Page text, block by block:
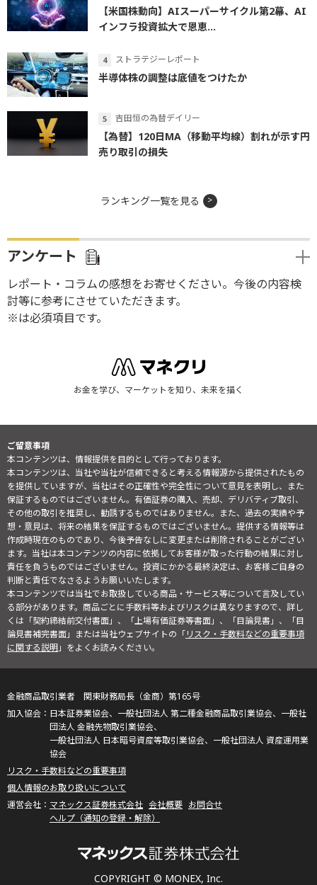
【米国株動向】AIスーパーサイクル第2幕、AI
インフラ投資拡大で恩恵...
ストラテジーレポート
半導体株の調整は底値をつけたか
吉田恒の為替デイリー
【為替】120日MA（移動平均線）割れが示す円
売り取引の損失
ランキング一覧を見る
アンケート
レポート・コラムの感想をお寄せください。今後の内容検
討等に参考にさせていただきます。
※は必須項目です。
お金を学び、マーケットを知り、未来を描く
ご留意事項
本コンテンツは、情報提供を目的として行っております。
本コンテンツは、当社や当社が信頼できると考える情報源から提供されたもの
を提供していますが、当社はその正確性や完全性について意見を表明し、また
保証するものではございません。有価証券の購入、売却、デリバティブ取引、
その他の取引を推奨し、勧誘するものではありません。また、過去の実績や予
想・意見は、将来の結果を保証するものではございません。提供する情報等は
作成時現在のものであり、今後予告なしに変更または削除されることがござい
ます。当社は本コンテンツの内容に依拠してお客様が取った行動の結果に対し
責任を負うものではございません。投資にかかる最終決定は、お客様ご自身の
判断と責任でなさるようお願いいたします。
本コンテンツでは当社でお取扱している商品・サービス等について言及してい
る部分があります。商品ごとに手数料等およびリスクは異なりますので、詳し
くは「契約締結前交付書面」、「上場有価証券等書面」、「目論見書」、「目
論見書補完書面」または当社ウェブサイトの「リスク・手数料などの重要事項
に関する説明」をよくお読みください。
COPYRIGHT © MONEX, Inc.
金融商品取引業者 関東財務局長（金商）第165号
日本証券業協会、一般社団法人 第二種金融商品取引業協会、一般社
団法人 金融先物取引業協会、
一般社団法人 日本暗号資産等取引業協会、一般社団法人 資産運用業
協会
リスク・手数料などの重要事項
個人情報のお取り扱いについて
マネックス証券株式会社 会社概要 お問合せ
ヘルプ（通知の登録・解除）